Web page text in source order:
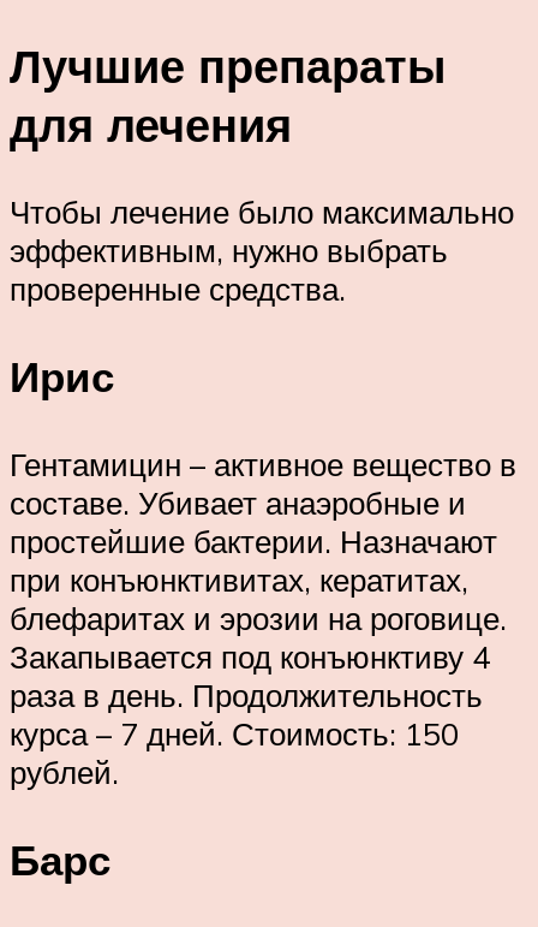
Лучшие препараты
для лечения
Чтобы лечение было максимально
эффективным, нужно выбрать
проверенные средства.
Ирис
Гентамицин – активное вещество в
составе. Убивает анаэробные и
простейшие бактерии. Назначают
при конъюнктивитах, кератитах,
блефаритах и эрозии на роговице.
Закапывается под конъюнктиву 4
раза в день. Продолжительность
курса – 7 дней. Стоимость: 150
рублей.
Барс